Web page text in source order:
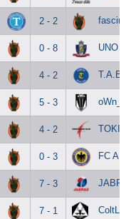
2 - 2 fascinar
0 - 8 UNO
4 - 2 T.A.B
5 - 3
4 - 2
0 - 3 FC
7 - 3
7 - 1